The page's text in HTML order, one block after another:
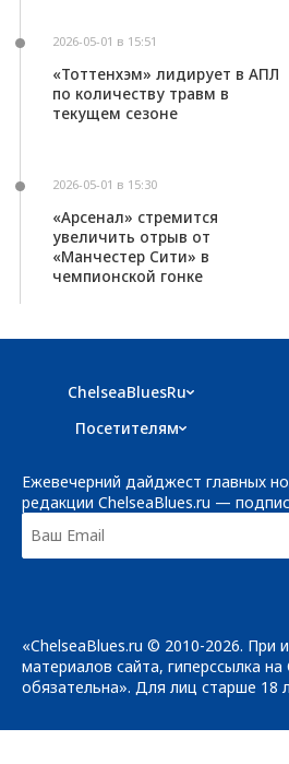
2026-05-01 в 15:51
«Тоттенхэм» лидирует в АПЛ
по количеству травм в
текущем сезоне
2026-05-01 в 15:30
«Арсенал» стремится
увеличить отрыв от
«Манчестер Сити» в
чемпионской гонке
ChelseaBluesRu
Посетителям
Ежевечерний дайджест главных
редакции ChelseaBlues.ru —
«ChelseaBlues.ru © 2010-2026. При
материалов сайта, гиперссылка на
обязательна». Для лиц старше 18